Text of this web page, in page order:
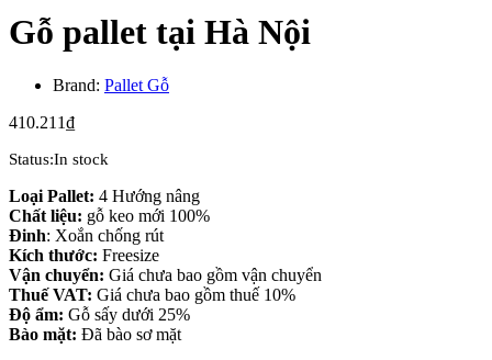
Gỗ pallet tại Hà Nội
Brand: Pallet Gỗ
410.211₫
Status:In stock
Loại Pallet: 4 Hướng nâng
Chất liệu: gỗ keo mới 100%
Đinh: Xoắn chống rút
Kích thước: Freesize
Vận chuyển: Giá chưa bao gồm vận chuyển
Thuế VAT: Giá chưa bao gồm thuế 10%
Độ ẩm: Gỗ sấy dưới 25%
Bào mặt: Đã bào sơ mặt